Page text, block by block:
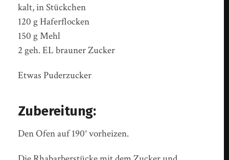
kalt, in Stückchen
120 g Haferflocken
150 g Mehl
2 geh. EL brauner Zucker
Etwas Puderzucker
Zubereitung:
Den Ofen auf 190° vorheizen.